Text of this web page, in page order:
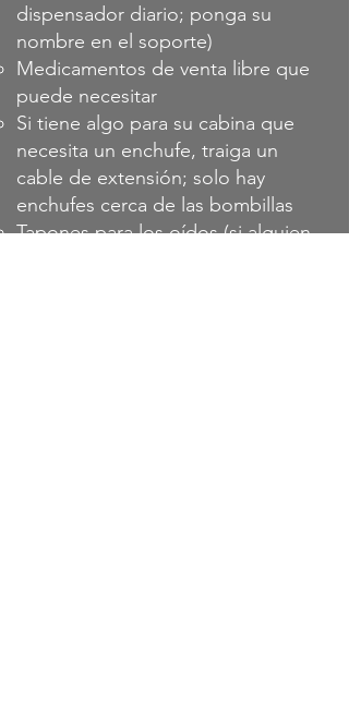
dispensador diario; ponga su
nombre en el soporte)
Medicamentos de venta libre que
puede necesitar
Si tiene algo para su cabina que
necesita un enchufe, traiga un
cable de extensión; solo hay
enchufes cerca de las bombillas
Tapones para los oídos (si alguien